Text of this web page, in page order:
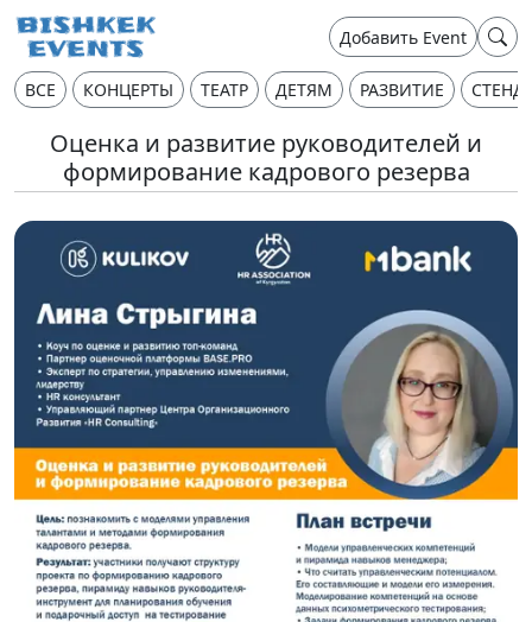
Добавить Event
ВСЕ КОНЦЕРТЫ ТЕАТР ДЕТЯМ РАЗВИТИЕ
Оценка и развитие руководителей и
формирование кадрового резерва